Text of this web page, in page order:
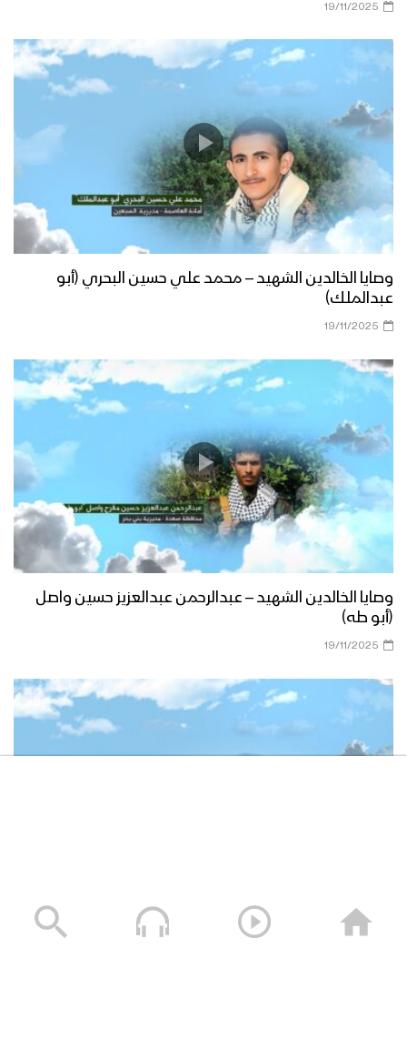
19/11/2025
وصايا الخالدين الشهيد – محمد علي حسين البحري (أبو
عبدالملك)
19/11/2025
وصايا الخالدين الشهيد – عبدالرحمن عبدالعزيز حسين واصل
(أبو طه)
19/11/2025
وصايا الخالدين الشهيد – صالح عبدالله صالح جوين (أبو خليل)